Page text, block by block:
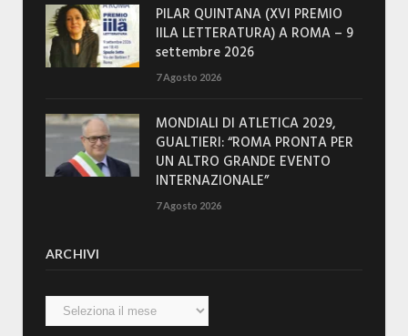
PILAR QUINTANA (XVI PREMIO
IILA LETTERATURA) A ROMA – 9
settembre 2026
7 Agosto 2026
MONDIALI DI ATLETICA 2029,
GUALTIERI: “ROMA PRONTA PER
UN ALTRO GRANDE EVENTO
INTERNAZIONALE”
7 Agosto 2026
ARCHIVI
Archivi